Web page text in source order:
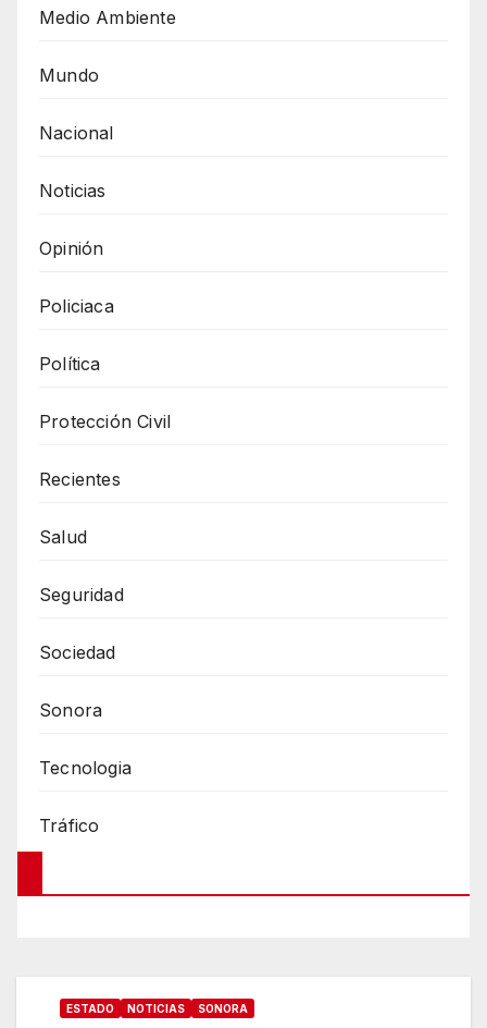
Medio Ambiente
Mundo
Nacional
Noticias
Opinión
Policiaca
Política
Protección Civil
Recientes
Salud
Seguridad
Sociedad
Sonora
Tecnologia
Tráfico
ESTADO NOTICIAS SONORA